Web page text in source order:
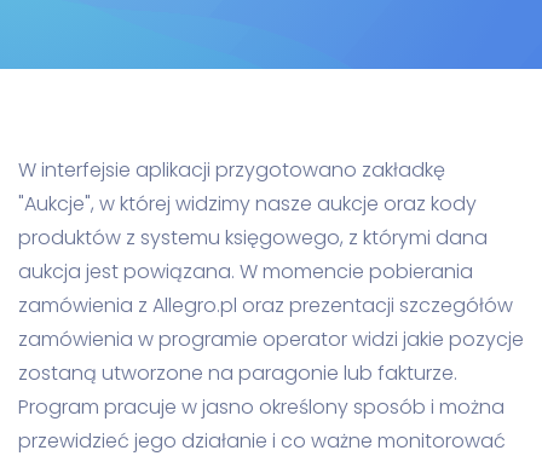
W interfejsie aplikacji przygotowano zakładkę
"Aukcje", w której widzimy nasze aukcje oraz kody
produktów z systemu księgowego, z którymi dana
aukcja jest powiązana. W momencie pobierania
zamówienia z Allegro.pl oraz prezentacji szczegółów
zamówienia w programie operator widzi jakie pozycje
zostaną utworzone na paragonie lub fakturze.
Program pracuje w jasno określony sposób i można
przewidzieć jego działanie i co ważne monitorować